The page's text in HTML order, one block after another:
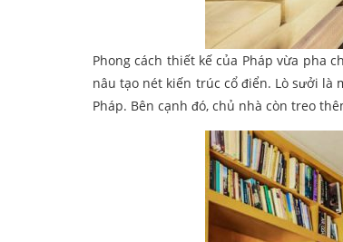
Phong cách thiết kế của Pháp vừa pha
nâu tạo nét kiến trúc cổ điển. Lò sưởi
Pháp. Bên cạnh đó, chủ nhà còn treo